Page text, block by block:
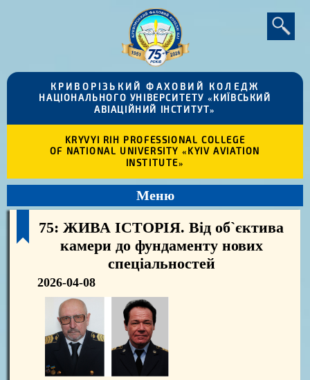
КРИВОРІЗЬКИЙ ФАХОВИЙ КОЛЕДЖ
НАЦІОНАЛЬНОГО УНІВЕРСИТЕТУ «КИЇВСЬКИЙ
АВІАЦІЙНИЙ ІНСТИТУТ»
KRYVYI RIH PROFESSIONAL COLLEGE
OF NATIONAL UNIVERSITY «KYIV AVIATION
INSTITUTE»
Меню
75: ЖИВА ІСТОРІЯ. Від об`єктива
камери до фундаменту нових
спеціальностей
2026-04-08